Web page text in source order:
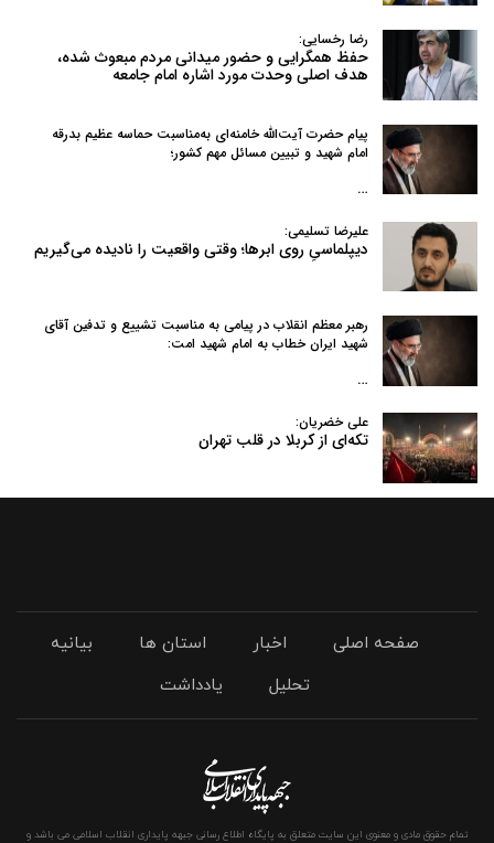
رضا رخسایی:
حفظ همگرایی و حضور میدانی مردم مبعوث شده،
هدف اصلی وحدت مورد اشاره امام جامعه
پیام حضرت آیت‌الله خامنه‌ای به‌مناسبت حماسه عظیم بدرقه
امام شهید و تبیین مسائل مهم کشور؛
…
علیرضا تسلیمی:
دیپلماسیِ روی ابرها؛ وقتی واقعیت را نادیده می‌گیریم
رهبر معظم انقلاب در پیامی به‌ مناسبت تشییع و تدفین آقای
شهید ایران خطاب به امام شهید امت:
…
علی خضریان:
تکه‌ای از کربلا در قلب تهران
صفحه اصلی اخبار استان ها
بیانیه
تحلیل
یادداشت
تمام حقوق مادی و معنوی این سایت متعلق به پایگاه اطلاع رسانی جبهه پایداری انقلاب اسلامی می باشد و